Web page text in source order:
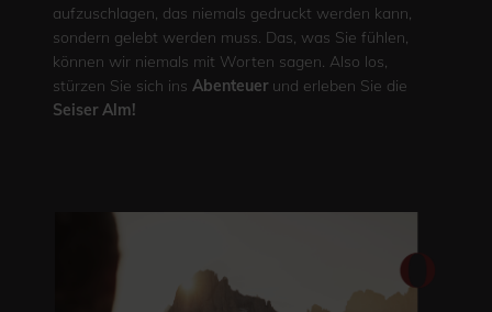
aufzuschlagen, das niemals gedruckt werden kann,
sondern gelebt werden muss. Das, was Sie fühlen,
können wir niemals mit Worten sagen. Also los,
stürzen Sie sich ins Abenteuerund erleben Sie die
Seiser Alm!